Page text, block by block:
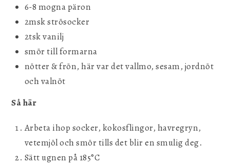
6-8 mogna päron
2msk strösocker
2tsk vanilj
smör till formarna
nötter & frön, här var det vallmo, sesam, jordnöt
och valnöt
Så här
Arbeta ihop socker, kokosflingor, havregryn,
vetemjöl och smör tills det blir en smulig deg.
Sätt ugnen på 185°C